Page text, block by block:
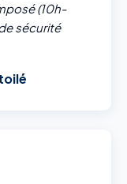
(10h-
sécurité